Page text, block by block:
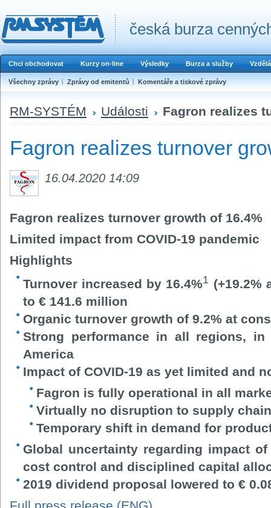
česká burza
Chci obchodovat Kurzy on-line Výsledky Burza a služby
Všechny zprávy Zprávy od emitentů Komentáře a tiskové zprávy
RM-SYSTÉM Události Fagron realizes
Fagron realizes turnover
16.04.2020 14:09
Fagron realizes turnover growth of 16.4%
Limited impact from COVID-19 pandemic
Highlights
Turnover increased by 16.4%1 (+19.2%
to € 141.6 million
Organic turnover growth of 9.2% at
Strong performance in all regions,
America
Impact of COVID-19 as yet limited and
Fagron is fully operational in all
Virtually no disruption to supply chain
Temporary shift in demand for
Global uncertainty regarding impact of
cost control and disciplined capital
2019 dividend proposal lowered to €
Full press release (ENG)